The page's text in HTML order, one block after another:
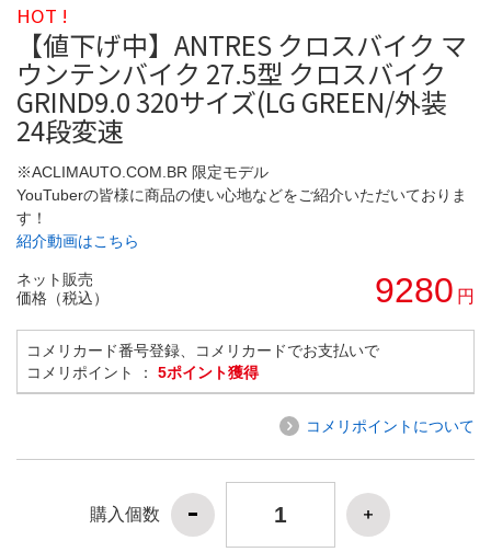
HOT !
【値下げ中】ANTRES クロスバイク マ
ウンテンバイク 27.5型 クロスバイク
GRIND9.0 320サイズ(LG GREEN/外装
24段変速
※ACLIMAUTO.COM.BR 限定モデル
YouTuberの皆様に商品の使い心地などをご紹介いただいておりま
す！
紹介動画はこちら
ネット販売
価格（税込）
9280 円
コメリカード番号登録、コメリカードでお支払いで
コメリポイント ： 5ポイント獲得
コメリポイントについて
購入個数